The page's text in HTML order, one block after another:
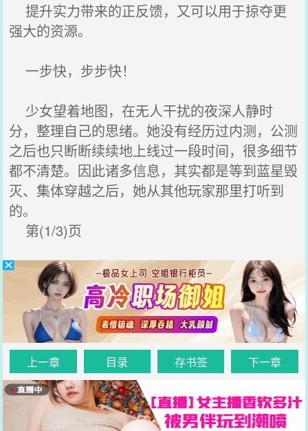
提升实力带来的正反馈，又可以用于掠夺更
强大的资源。
一步快，步步快！
少女望着地图，在无人干扰的夜深人静时
分，整理自己的思绪。她没有经历过内测，公测
之后也只断断续续地上线过一段时间，很多细节
都不清楚。因此诸多信息，其实都是等到蓝星毁
灭、集体穿越之后，她从其他玩家那里打听到
的。
第(1/3)页
上一章 目录 存书签 下一章